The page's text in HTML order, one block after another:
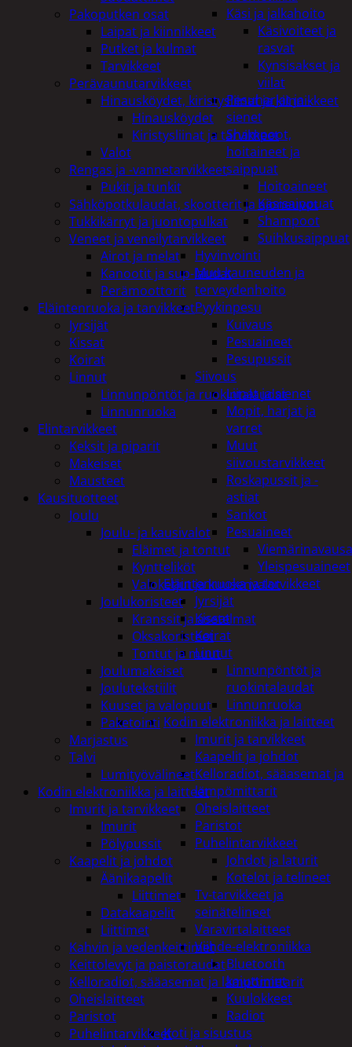
Käsi ja jalkahoito
Käsivoiteet ja
rasvat
Kynsisakset ja
viilat
Pesuharjat ja -
sienet
Shampoot,
hoitaineet ja
saippuat
Hoitoaineet
Käsisaippuat
Shampoot
Suihkusaippuat
Hyvinvointi
Muu kauneuden ja
terveydenhoito
Pyykinpesu
Kuivaus
Pesuaineet
Pesupussit
Siivous
Liinat ja sienet
Mopit, harjat ja
varret
Muut
siivoustarvikkeet
Roskapussit ja -
astiat
Sankot
Pesuaineet
Yleispesuaineet
Eläintenruoka ja tarvikkeet
Jyrsijät
Kissat
Koirat
Linnut
Linnunpöntöt ja
ruokintalaudat
Linnunruoka
Kodin elektroniikka ja laitteet
Imurit ja tarvikkeet
Kaapelit ja johdot
Kelloradiot, sääasemat ja
lämpömittarit
Oheislaitteet
Paristot
Puhelintarvikkeet
Johdot ja laturit
Kotelot ja telineet
Tv-tarvikkeet ja
seinätelineet
Varavirtalaitteet
Viihde-elektroniikka
Bluetooth
kaiuttimet
Kuulokkeet
Radiot
Koti ja sisustus
Pakoputken osat
Laipat ja kiinnikkeet
Putket ja kulmat
Tarvikkeet
Perävaunutarvikkeet
Hinausköydet, kiristysliinat ja kiinnikkeet
Hinausköydet
Kiristysliinat ja tarvikkeet
Valot
Rengas ja -vannetarvikkeet
Pukit ja tunkit
Sähköpotkulaudat, skootterit ja ajoneuvot
Tukkikärryt ja juontopulkat
Veneet ja veneilytarvikkeet
Airot ja melat
Kanootit ja sup-laudat
Perämoottorit
Eläintenruoka ja tarvikkeet
Jyrsijät
Kissat
Koirat
Linnut
Linnunpöntöt ja ruokintalaudat
Linnunruoka
Elintarvikkeet
Keksit ja piparit
Makeiset
Mausteet
Kausituotteet
Joulu
Joulu- ja kausivalot
Eläimet ja tontut
Kyntteliköt
Valoketjut ja kuusenvalot
Joulukoristeet
Kranssit ja asetelmat
Oksakoristeet
Tontut ja muut
Joulumakeiset
Joulutekstiilit
Kuuset ja valopuut
Paketointi
Marjastus
Talvi
Lumityövälineet
Kodin elektroniikka ja laitteet
Imurit ja tarvikkeet
Imurit
Pölypussit
Kaapelit ja johdot
Äänikaapelit
Liittimet
Datakaapelit
Liittimet
Kahvin ja vedenkeittimet
Keittolevyt ja paistoraudat
Kelloradiot, sääasemat ja lämpömittarit
Oheislaitteet
Paristot
Puhelintarvikkeet